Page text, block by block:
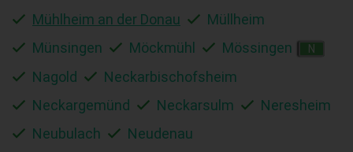
Mühlheim an der Donau
Müllheim
Münsingen
Möckmühl Mössingen N
Nagold
Neckarbischofsheim
Neckargemünd
Neckarsulm
Neresheim
Neubulach
Neudenau